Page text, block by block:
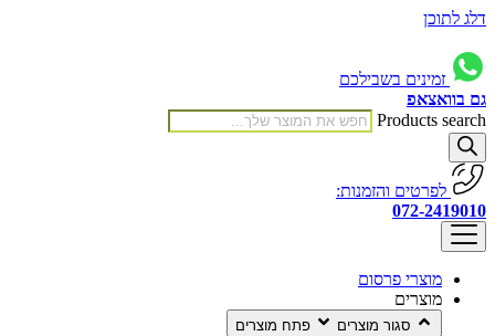
דלג לתוכן
זמינים בשבילכם
גם בוואצאפ
Products search
לפרטים והזמנות:
072-2419010
מוצרי פרסום
מוצרים
סגור מוצרים פתח מוצרים